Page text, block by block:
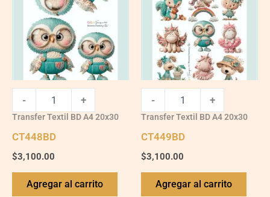
- +
Transfer Textil BD A4 20x30
CT448BD
$3,100.00
Agregar al carrito
- +
Transfer Textil BD A4 20x30
CT449BD
$3,100.00
Agregar al carrito